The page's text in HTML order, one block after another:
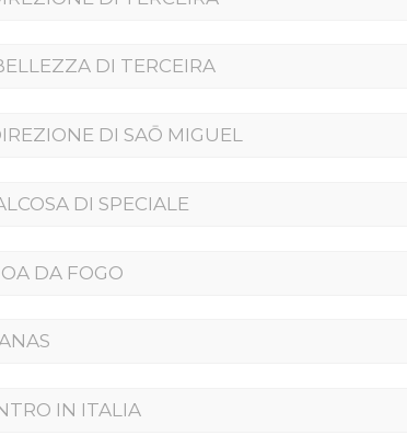
DI TERCEIRA
DI SAŌ MIGUEL
DI SPECIALE
DA FOGO
IN ITALIA